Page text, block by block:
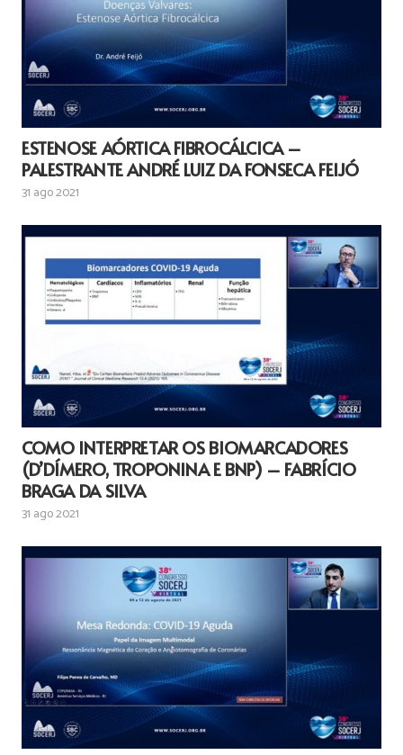
ESTENOSE AÓRTICA FIBROCÁLCICA –
PALESTRANTE ANDRÉ LUIZ DA FONSECA FEIJÓ
31 ago 2021
COMO INTERPRETAR OS BIOMARCADORES
(D’DÍMERO, TROPONINA E BNP) – FABRÍCIO
BRAGA DA SILVA
31 ago 2021